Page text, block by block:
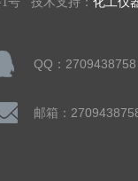
QQ：2709438758
邮箱：